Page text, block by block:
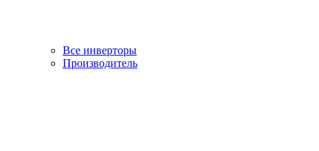
Все инверторы
Производитель